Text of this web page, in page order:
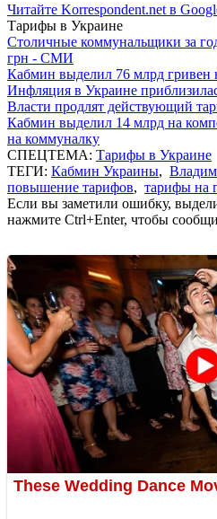
Читайте Korrespondent.net в
Тарифы в Украине
Столичные коммунальщики за
грн - СМИ
Кабмин выделил 76 млрд гривен
Инфляция в Украине
Власти продлят действующий
Кабмин выделил 14 млрд на
на коммуналку
СПЕЦТЕМА: Тарифы в Украине
ТЕГИ: Кабмин Украины,
повышение тарифов, тарифы на
Если вы заметили ошибку,
нажмите Ctrl+Enter, чтобы